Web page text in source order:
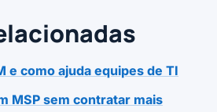
e como ajuda equipes de TI
MSP sem contratar mais